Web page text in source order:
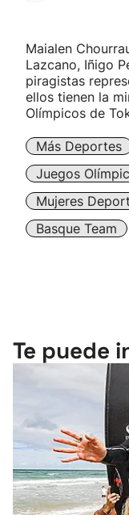
Maialen
Lazcano, Iñigo
piragistas
ellos tienen la
Olímpicos de
Más Deportes
Juegos
Mujeres
Basque Team
Te puede